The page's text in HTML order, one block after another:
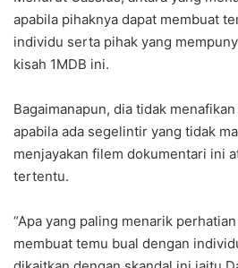
apabila pihaknya dapat membuat
individu serta pihak yang
kisah 1MDB ini.
Bagaimanapun, dia tidak
apabila ada segelintir yang tidak
menjayakan filem dokumentari ini
tertentu.
“Apa yang paling menarik
membuat temu bual dengan